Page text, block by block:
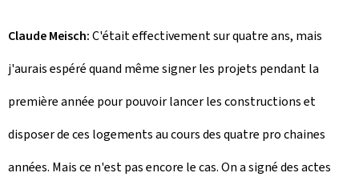
Claude Meisch:C'était effectivement sur quatre ans, mais
j'aurais espéré quand même signer les projets pendant la
première année pour pouvoir lancer les constructions et
disposer de ces logements au cours des quatre pro chaines
années. Mais ce n'est pas encore le cas. On a signé des actes